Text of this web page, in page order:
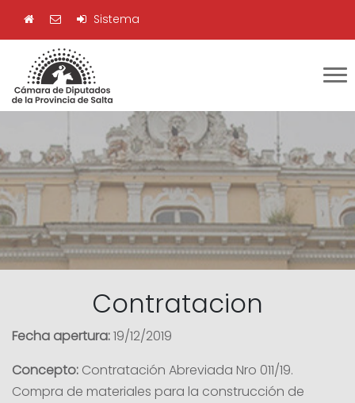
Sistema
Contratacion
Fecha apertura:19/12/2019
Concepto: Contratación Abreviada Nro 011/19.
Compra de materiales para la construcción de